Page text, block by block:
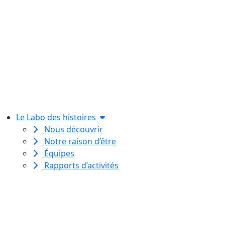
Le Labo des histoires
Nous découvrir
Notre raison d’être
Équipes
Rapports d’activités